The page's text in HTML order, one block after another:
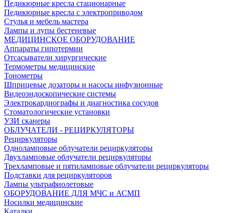
Педикюрные кресла стационарные
Педикюрные кресла с электроприводом
Стулья и мебель мастера
Лампы и лупы бестеневые
МЕДИЦИНСКОЕ ОБОРУДОВАНИЕ
Аппараты гипотермии
Отсасыватели хирургические
Термометры медицинские
Тонометры
Шприцевые дозаторы и насосы инфузионные
Видеоэндоскопические системы
Электрокардиографы и диагностика сосудов
Стоматологические установки
УЗИ сканеры
ОБЛУЧАТЕЛИ - РЕЦИРКУЛЯТОРЫ
Рециркуляторы
Одноламповые облучатели рециркуляторы
Двухламповые облучатели рециркуляторы
Трехламповые и пятиламповые облучатели рециркуляторы
Подставки для рециркуляторов
Лампы ультрафиолетовые
ОБОРУДОВАНИЕ ДЛЯ МЧС и АСМП
Носилки медицинские